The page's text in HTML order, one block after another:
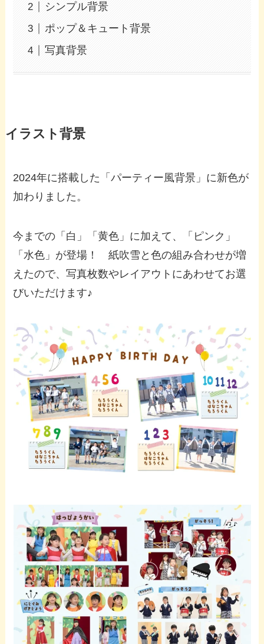
シンプル背景
ポップ＆キュート背景
写真背景
イラスト背景
2024年に搭載した「パーティー風背景」に新色が
加わりました。
今までの「白」「黄色」に加えて、「ピンク」
「水色」が登場！ 紙吹雪と色の組み合わせが増
えたので、写真枚数やレイアウトにあわせてお選
びいただけます♪